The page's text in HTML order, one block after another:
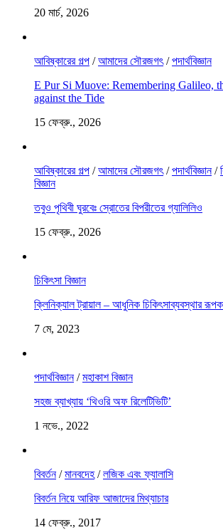
20 মার্চ, 2026
আবিষ্কারের গল্প /আমাদের সৌরজগৎ/পদার্থবিজ্ঞান
E Pur Si Muove: Remembering Galileo,
against the Tide
15 ফেব্রু., 2026
আবিষ্কারের গল্প /আমাদের সৌরজগৎ/পদার্থবিজ্ঞান/
বিজ্ঞান
তবুও পৃথিবী ঘুরবেঃ স্রোতের বিপরীতের গ্যালিলিও
15 ফেব্রু., 2026
চিকিৎসা বিজ্ঞান
ক্লিনিক্যাল ট্রায়াল – আধুনিক চিকিৎসাব্যবস্থার
7 মে, 2023
পদার্থবিজ্ঞান/মহাকাশ বিজ্ঞান
সহজ ব্যাখ্যায় ‘থিওরি অফ রিলেটিভিটি’
1 নভে., 2022
বিবর্তন/মানবদেহ/লজিক এবং ফ্যালাসি
বিবর্তন নিয়ে আরিফ আজাদের মিথ্যাচার
14 ফেব্রু., 2017